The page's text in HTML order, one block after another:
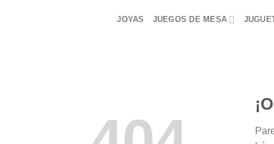
JOYAS JUEGOS DE MESA